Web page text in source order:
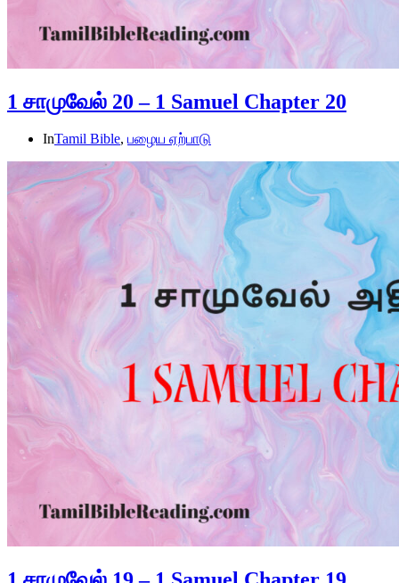
1 சாமுவேல் 20 – 1 Samuel Chapter 20
InTamil Bible, பழைய ஏற்பாடு